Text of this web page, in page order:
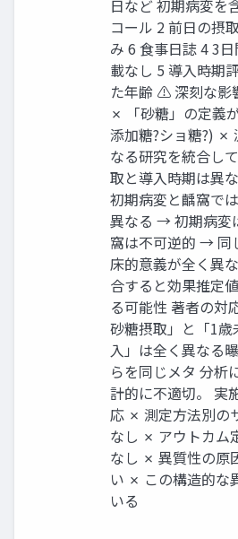
日など 初期病変を
コール 2 前日の摂
み 6 食事日誌 4 3
載なし 5 導入時期
た年齢 ⚠ 深刻な影
✗ 「砂糖」の定義
添加糖?ショ糖?) ✗
なる研究を統合し
取と導入時期は異
初期病変と齲窩で
異なる → 初期病変
窩は不可逆的 → 同
床的意義が全く異
合すると効果推定
る可能性 著者の対
砂糖摂取」と「1
入」は全く異なる
らを同じメタ 分析
計的に不適切。 実
応 ✗ 測定方法別の
なし ✗ アウトカム
なし ✗ 異質性の原
い ✗ この構造的な
いる